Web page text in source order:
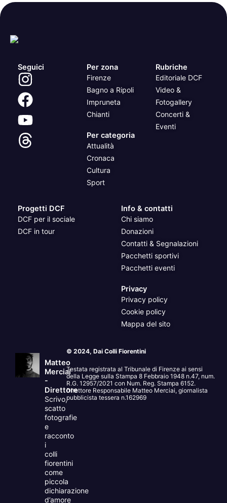
Seguici Per zona
Firenze
Bagno a Ripoli
Impruneta
Chianti
Per categoria
Attualità
Cronaca
Cultura
Sport
Rubriche
Editoriale DCF
Video &
Fotogallery
Concerti &
Eventi
Progetti DCF
DCF per il sociale
DCF in tour
Info & contatti
Chi siamo
Donazioni
Contatti & Segnalazioni
Pacchetti sportivi
Pacchetti eventi
Privacy
Privacy policy
Cookie policy
Mappa del sito
Matteo
Merciai
-
Direttore
Scrivo,
scatto
fotografie
e
racconto
i
colli
fiorentini
come
piccola
dichiarazione
d’amore
© 2024, Dai Colli Fiorentini
Testata registrata al Tribunale di Firenze ai sensi
della Legge sulla Stampa 8 Febbraio 1948 n.47, num.
R.G. 12957/2021 con Num. Reg. Stampa 6152.
Direttore Responsabile Matteo Merciai, giornalista
pubblicista tessera n.162969